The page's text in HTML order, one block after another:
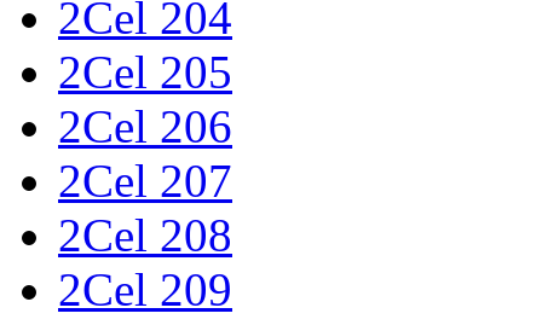
2Cel 204
2Cel 205
2Cel 206
2Cel 207
2Cel 208
2Cel 209